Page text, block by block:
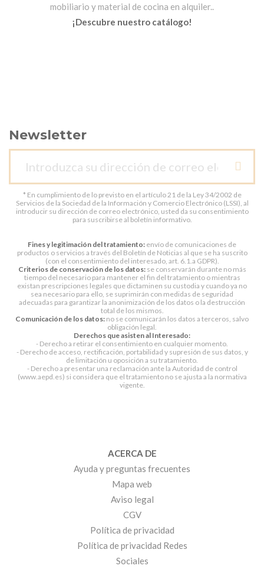
mobiliario y material de cocina en alquiler..
¡Descubre nuestro catálogo!
Newsletter
* En cumplimiento de lo previsto en el artículo 21 de la Ley 34/2002 de
Servicios de la Sociedad de la Información y Comercio Electrónico (LSSI), al
introducir su dirección de correo electrónico, usted da su consentimiento
para suscribirse al boletín informativo.
Fines y legitimación del tratamiento: envío de comunicaciones de
productos o servicios a través del Boletín de Noticias al que se ha suscrito
(con el consentimiento del interesado, art. 6.1.a GDPR).
Criterios de conservación de los datos:se conservarán durante no más
tiempo del necesario para mantener el fin del tratamiento o mientras
existan prescripciones legales que dictaminen su custodia y cuando ya no
sea necesario para ello, se suprimirán con medidas de seguridad
adecuadas para garantizar la anonimización de los datos o la destrucción
total de los mismos.
Comunicación de los datos: no se comunicarán los datos a terceros, salvo
obligación legal.
Derechos que asisten al Interesado:
- Derecho a retirar el consentimiento en cualquier momento.
- Derecho de acceso, rectificación, portabilidad y supresión de sus datos, y
de limitación u oposición a su tratamiento.
- Derecho a presentar una reclamación ante la Autoridad de control
(www.aepd.es) si considera que el tratamiento no se ajusta a la normativa
vigente.
ACERCA DE
Ayuda y preguntas frecuentes
Mapa web
Aviso legal
CGV
Política de privacidad
Política de privacidad Redes
Sociales